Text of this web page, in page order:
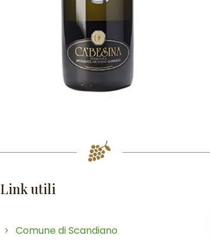
Link utili
Comune di Scandiano